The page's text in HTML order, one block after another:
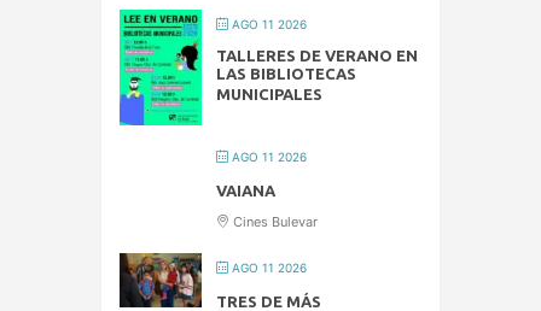
AGO 11 2026
TALLERES DE VERANO EN
LAS BIBLIOTECAS
MUNICIPALES
AGO 11 2026
VAIANA
Cines Bulevar
AGO 11 2026
TRES DE MÁS